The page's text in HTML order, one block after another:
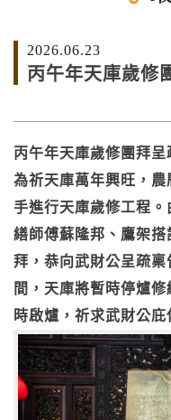
2026.06.23
丙午年天庫歲修
丙午年天庫歲修團拜呈
為祈天庫萬年興旺，
手進行天庫歲修工程
繕師傅蘇隆邦、鷹架
拜，恭向武財公呈疏
間，天庫將暫時停爐
時啟爐，祈求武財公